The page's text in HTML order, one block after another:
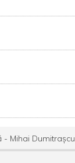
- Mihai Dumitrașcu